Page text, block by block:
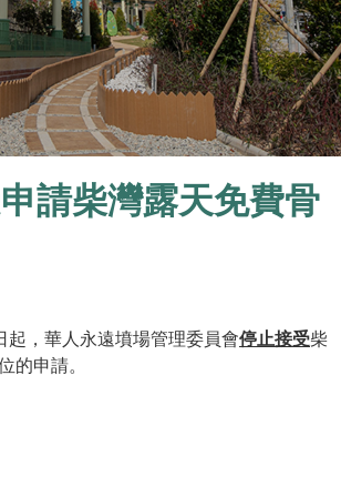
請柴灣露天免費骨
起，華人永遠墳場管理委員會停止接受柴
的申請。